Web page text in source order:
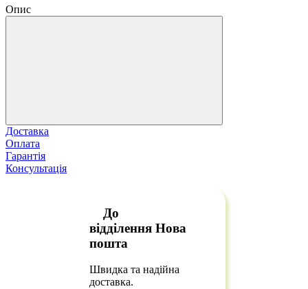
Опис
Доставка
Оплата
Гарантія
Консультація
До
відділення Нова
пошта
Швидка та надійна
доставка.